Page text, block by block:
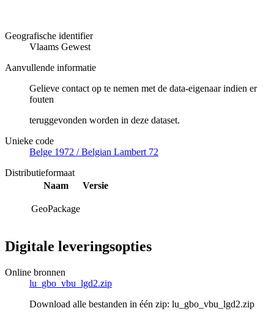
Geografische identifier
Vlaams Gewest
Aanvullende informatie
Gelieve contact op te nemen met de data-eigenaar indien er
fouten
teruggevonden worden in deze dataset.
Unieke code
Belge 1972 / Belgian Lambert 72
Distributieformaat
Naam
Versie
GeoPackage
Digitale leveringsopties
Online bronnen
lu_gbo_vbu_lgd2.zip
Download alle bestanden in één zip: lu_gbo_vbu_lgd2.zip